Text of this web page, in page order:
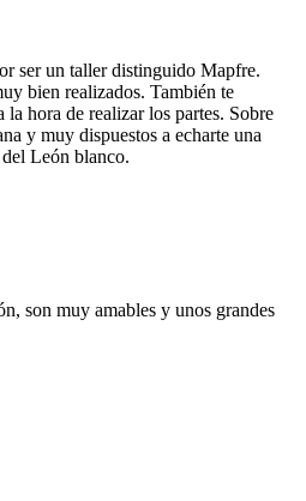
ser un taller distinguido Mapfre.
bien realizados. También te
la hora de realizar los partes. Sobre
y muy dispuestos a echarte una
León blanco.
son muy amables y unos grandes